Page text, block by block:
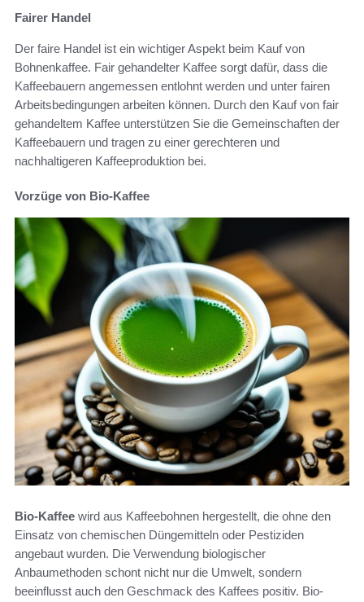
Fairer Handel
Der faire Handel ist ein wichtiger Aspekt beim Kauf von
Bohnenkaffee. Fair gehandelter Kaffee sorgt dafür, dass die
Kaffeebauern angemessen entlohnt werden und unter fairen
Arbeitsbedingungen arbeiten können. Durch den Kauf von fair
gehandeltem Kaffee unterstützen Sie die Gemeinschaften der
Kaffeebauern und tragen zu einer gerechteren und
nachhaltigeren Kaffeeproduktion bei.
Vorzüge von Bio-Kaffee
Bio-Kaffee wird aus Kaffeebohnen hergestellt, die ohne den
Einsatz von chemischen Düngemitteln oder Pestiziden
angebaut wurden. Die Verwendung biologischer
Anbaumethoden schont nicht nur die Umwelt, sondern
beeinflusst auch den Geschmack des Kaffees positiv. Bio-